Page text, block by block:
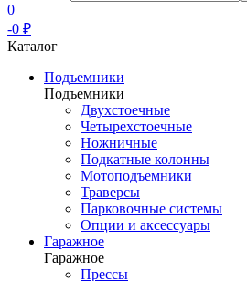
0
-0 ₽
Каталог
Подъемники
Подъемники
Двухстоечные
Четырехстоечные
Ножничные
Подкатные колонны
Мотоподъемники
Траверсы
Парковочные системы
Опции и аксессуары
Гаражное
Гаражное
Прессы